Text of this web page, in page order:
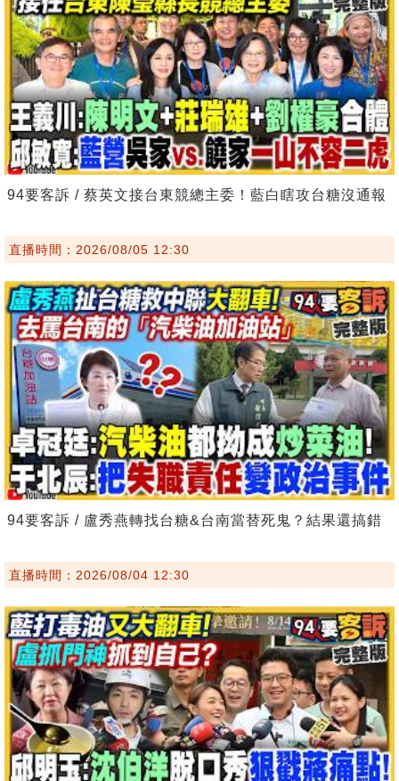
94要客訴 / 蔡英文接台東競總主委！藍白瞎攻台糖沒通報
直播時間：2026/08/05 12:30
94要客訴 / 盧秀燕轉找台糖&台南當替死鬼？結果還搞錯
直播時間：2026/08/04 12:30